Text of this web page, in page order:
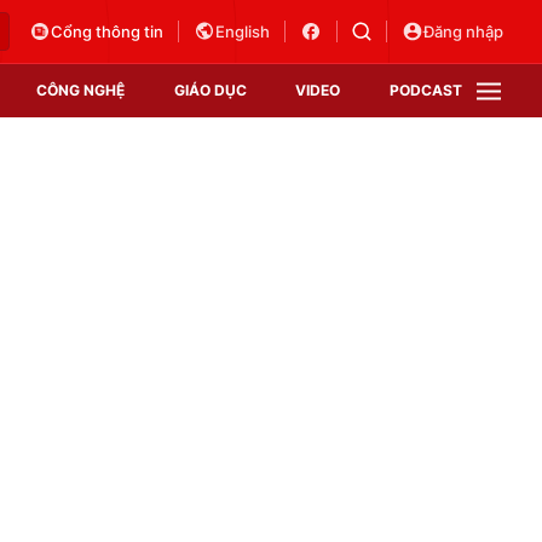
Cổng thông tin English Đăng nhập
CÔNG NGHỆ GIÁO DỤC VIDEO PODCAST